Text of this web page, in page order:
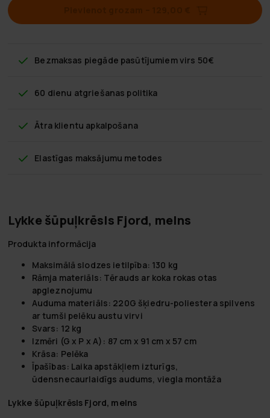
Bezmaksas piegāde pasūtījumiem virs 50€
60 dienu atgriešanas politika
Ātra klientu apkalpošana
Elastīgas maksājumu metodes
Lykke šūpuļkrēsls Fjord, melns
Produkta informācija
Maksimālā slodzes ietilpība: 130 kg
Rāmja materiāls: Tērauds ar koka rokas otas
apgleznojumu
Auduma materiāls: 220G šķiedru-poliestera spilvens
ar tumši pelēku austu virvi
Svars: 12 kg
Izmēri (G x P x A): 87 cm x 91 cm x 57 cm
Krāsa: Pelēka
Īpašības: Laika apstākļiem izturīgs,
ūdensnecaurlaidīgs audums, viegla montāža
Lykke šūpuļkrēsls Fjord, melns